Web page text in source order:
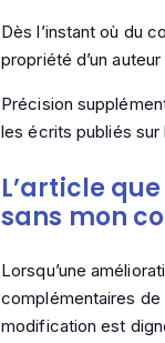
Dès l’instant où du
propriété d’un
Précision
les écrits publiés sur
L’article
sans mon
Lorsqu’une
complémentaires de
modification est